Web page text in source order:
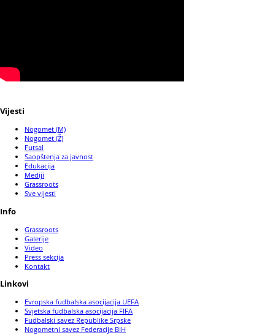
Vijesti
Nogomet (M)
Nogomet (Ž)
Futsal
Saopštenja za javnost
Edukacija
Mediji
Grassroots
Sve vijesti
Info
Grassroots
Galerije
Video
Press sekcija
Kontakt
Linkovi
Evropska fudbalska asocijacija UEFA
Svjetska fudbalska asocijacija FIFA
Fudbalski savez Republike Srpske
Nogometni savez Federacije BiH